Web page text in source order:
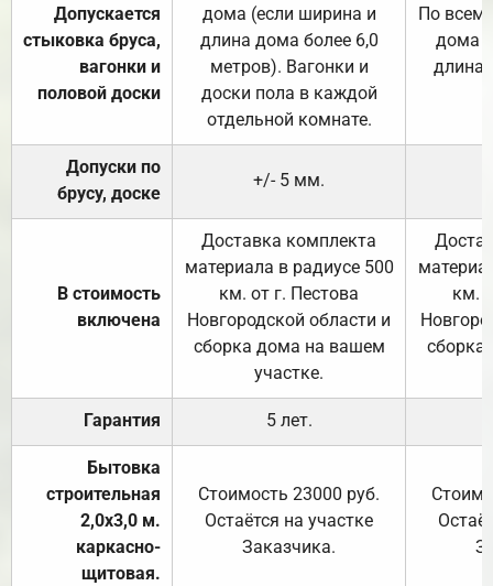
Допускается
стыковка бруса,
вагонки и
половой доски
дома (если ширина и
длина дома более 6,0
метров). Вагонки и
доски пола в каждой
отдельной комнате.
По
дома
длина
Допуски по
брусу, доске
+/- 5 мм.
В стоимость
включена
Доставка комплекта
материала в радиусе 500
км. от г. Пестова
Новгородской области и
сборка дома на вашем
участке.
км.
Гарантия 5 лет.
Бытовка
строительная
2,0х3,0 м.
каркасно-
щитовая.
Стоимость 23000 руб.
Остаётся на участке
Заказчика.